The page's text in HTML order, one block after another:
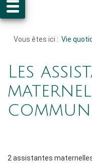
Vous êtes ici : Vie
Les
2 assistantes